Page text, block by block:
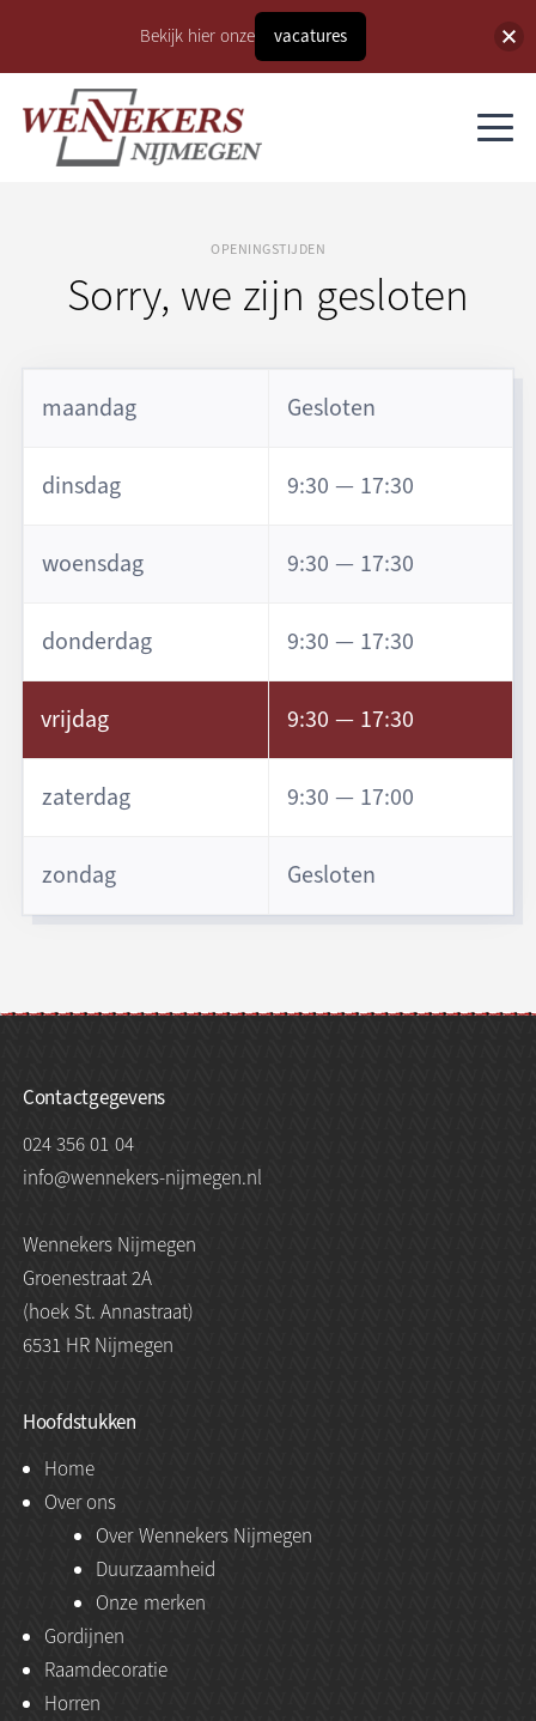
OPENINGSTIJDEN
Sorry, we zijn gesloten
maandag Gesloten
dinsdag 9:30 — 17:30
woensdag 9:30 — 17:30
donderdag 9:30 — 17:30
vrijdag 9:30 — 17:30
zaterdag 9:30 — 17:00
zondag Gesloten
Contactgegevens
024 356 01 04
info@wennekers-nijmegen.nl
Wennekers Nijmegen
Groenestraat 2A
(hoek St. Annastraat)
6531 HR Nijmegen
Hoofdstukken
Home
Over ons
Over Wennekers Nijmegen
Duurzaamheid
Onze merken
Gordijnen
Raamdecoratie
Horren
Bekijk hier onze vacatures